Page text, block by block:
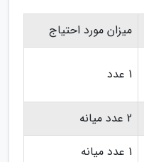
میزان مورد احتیاج
1 عدد
2 عدد میانه
1 عدد میانه